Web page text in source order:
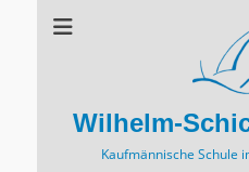
Wilhelm-
Kaufmännische Schule